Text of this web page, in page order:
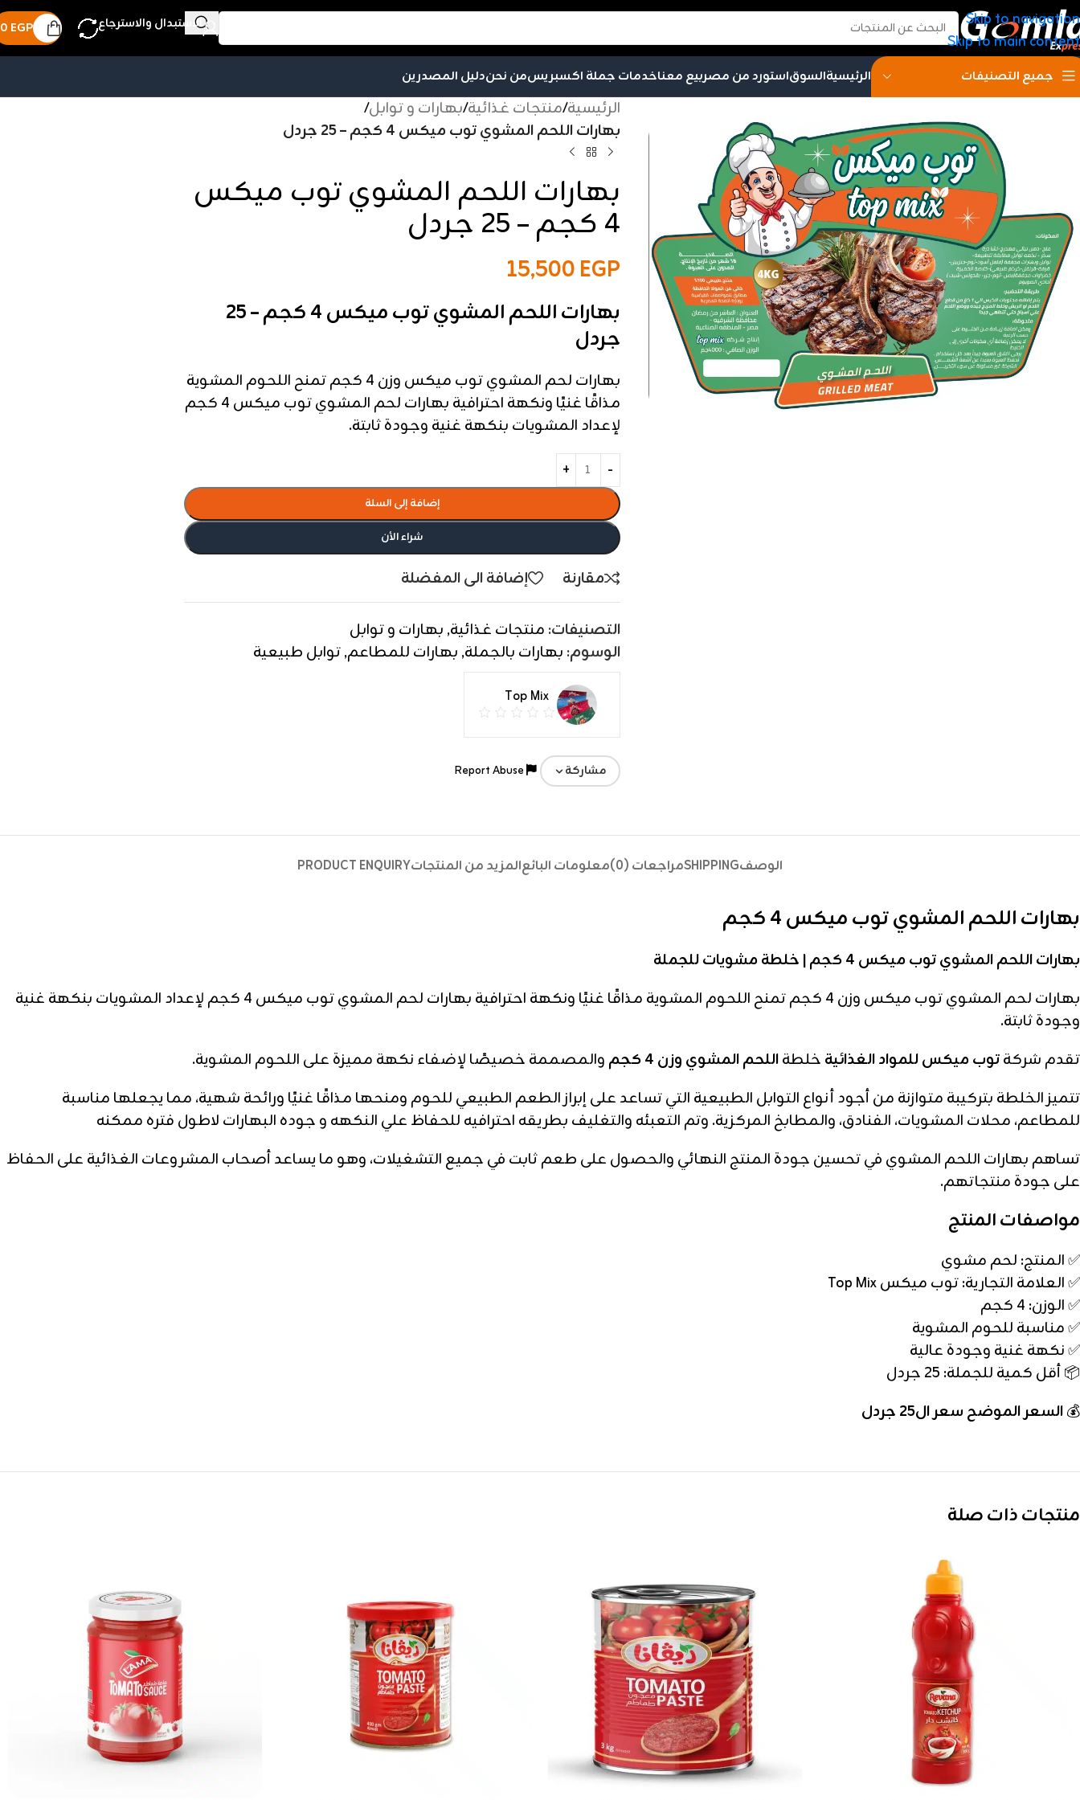
Skip to navigation
Skip to main content
الاستبدال والاسترجاع 0 EGP
جميع التصنيفات الرئيسيةالسوقاستورد من مصربيع معناخدمات جملة اكسبريسمن نحندليل المصدرين
الرئيسية/منتجات غذائية/بهارات و توابل/
بهارات اللحم المشوي توب ميكس 4 كجم – 25 جردل
بهارات اللحم المشوي توب ميكس
4 كجم – 25 جردل
15,500EGP
بهارات اللحم المشوي توب ميكس 4 كجم – 25
جردل
بهارات لحم المشوي توب ميكس وزن 4 كجم تمنح اللحوم المشوية
مذاقًا غنيًا ونكهة احترافية بهارات لحم المشوي توب ميكس 4 كجم
لإعداد المشويات بنكهة غنية وجودة ثابتة.
إضافة إلى السلة
شراء الأن
مقارنة إضافة الى المفضلة
التصنيفات: منتجات غذائية, بهارات و توابل
الوسوم: بهارات بالجملة, بهارات للمطاعم,توابل طبيعية
Top Mix
مشاركة
الوصفSHIPPINGمراجعات (0) معلومات البائعالمزيد من المنتجاتPRODUCT ENQUIRY
بهارات اللحم المشوي توب ميكس 4 كجم
بهارات اللحم المشوي توب ميكس 4 كجم | خلطة مشويات للجملة
بهارات لحم المشوي توب ميكس وزن 4 كجم تمنح اللحوم المشوية مذاقًا غنيًا ونكهة احترافية بهارات لحم المشوي توب ميكس 4 كجم لإعداد المشويات بنكهة غنية
وجودة ثابتة.
تقدم شركةتوب ميكس للمواد الغذائية خلطةاللحم المشوي وزن 4 كجم
والمصممة خصيصًا لإضفاء نكهة مميزة على اللحوم المشوية.
تتميز الخلطة بتركيبة متوازنة من أجود أنواع التوابل الطبيعية التي تساعد على إبراز الطعم الطبيعي للحوم ومنحها مذاقًا غنيًا ورائحة شهية، مما يجعلها مناسبة
للمطاعم، محلات المشويات، الفنادق، والمطابخ المركزية. وتم التعبئه والتغليف بطريقه احترافيه للحفاظ علي النكهه و جوده البهارات لاطول فتره ممكنه
تساهم بهارات اللحم المشوي في تحسين جودة المنتج النهائي والحصول على طعم ثابت في جميع التشغيلات، وهو ما يساعد أصحاب المشروعات الغذائية على الحفاظ
على جودة منتجاتهم.
مواصفات المنتج
✅ المنتج: لحم مشوي
✅ العلامة التجارية: توب ميكس Top Mix
✅ الوزن: 4 كجم
✅ مناسبة للحوم المشوية
✅ نكهة غنية وجودة عالية
📦 أقل كمية للجملة: 25 جردل
💰السعر الموضح سعر ال25 جردل
منتجات ذات صلة